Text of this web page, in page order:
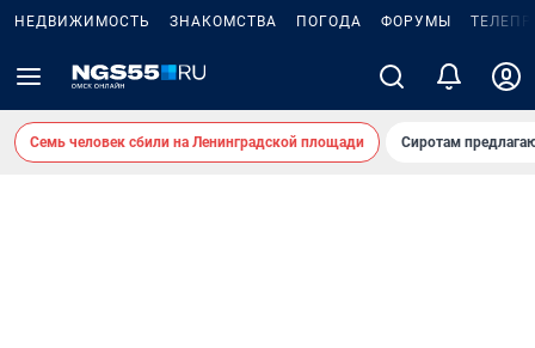
НЕДВИЖИМОСТЬ ЗНАКОМСТВА ПОГОДА ФОРУМЫ
Семь человек сбили на Ленинградской площади Сиротам